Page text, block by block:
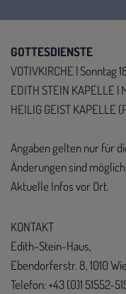
GOTTESDIENSTE
VOTIVKIRCHE | Sonntag
EDITH STEIN KAPELLE |
HEILIG GEIST KAPELLE
Angaben gelten nur für
Änderungen sind möglich.
Aktuelle Infos vor Ort.
KONTAKT
Edith-Stein-Haus,
Ebendorferstr. 8, 1010
Telefon: +43 (0)1 51552-